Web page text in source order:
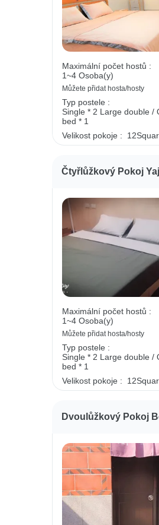
Maximální počet hostů :
1~4 Osoba(y)
Můžete přidat hosta/hosty
Typ postele :
Single * 2 Large double /
bed * 1
Velikost pokoje :
Čtyřlůžkový Pokoj
Maximální počet hostů :
1~4 Osoba(y)
Můžete přidat hosta/hosty
Typ postele :
Single * 2 Large double /
bed * 1
Velikost pokoje :
Dvoulůžkový Pokoj